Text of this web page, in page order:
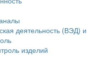
деятельность (ВЭД) и
изделий